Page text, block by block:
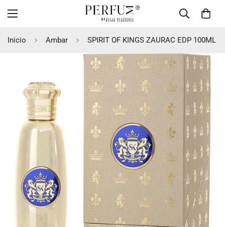
Inicio Ambar SPIRIT OF KINGS ZAURAC EDP 100ML